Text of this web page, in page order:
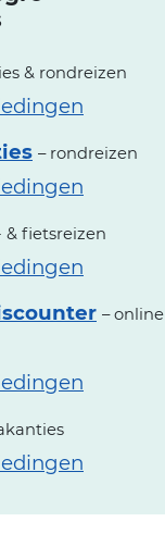
& rondreizen
– rondreizen
& fietsreizen
– online